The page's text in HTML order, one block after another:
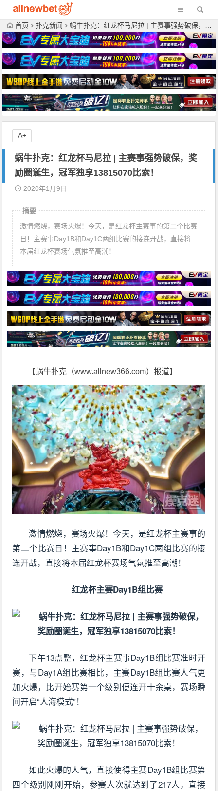
首页 扑克新闻 蜗牛扑克：红龙杯马尼拉 | 主赛事强势破保，奖励圈诞生，冠军独享13815070比索！
蜗牛扑克：红龙杯马尼拉 | 主赛事强势破保，奖
励圈诞生，冠军独享13815070比索！
2020年1月9日
摘要
激情燃烧，赛场火爆！今天，是红龙杯主赛事的第二个比赛
日！主赛事Day1B和Day1C两组比赛的接连开战，直接将
本届红龙杯赛场气氛推至高潮！
【蜗牛扑克（www.allnew366.com）报道】
激情燃烧，赛场火爆！今天，是红龙杯主赛事的
第二个比赛日！主赛事Day1B和Day1C两组比赛的接
连开战，直接将本届红龙杯赛场气氛推至高潮！
红龙杯主赛Day1B组比赛
下午13点整，红龙杯主赛事Day1B组比赛准时开
赛，与Day1A组比赛相比，主赛Day1B组比赛人气更
加火爆，比开始赛第一个级别便连开十余桌，赛场瞬
间开启“人海模式”！
如此火爆的人气，直接使得主赛Day1B组比赛第
四个级别刚刚开始，参赛人次就达到了217人，直接
A+